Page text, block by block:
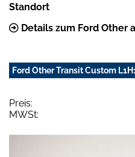
Standort
Details zum Ford Other
Ford Other Transit Custom
Preis:
MWSt: